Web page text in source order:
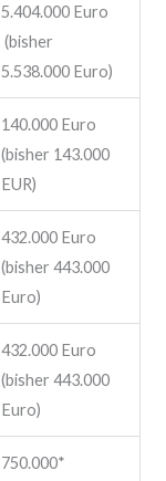
5.404.000 Euro
(bisher
5.538.000 Euro)
140.000 Euro
(bisher 143.000
EUR)
432.000 Euro
(bisher 443.000
Euro)
432.000 Euro
(bisher 443.000
Euro)
750.000*